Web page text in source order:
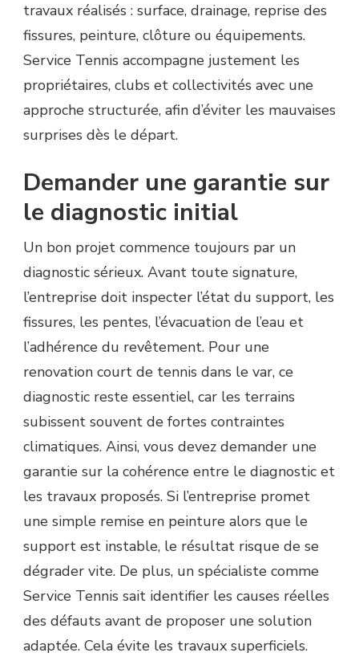
travaux réalisés : surface, drainage, reprise des
fissures, peinture, clôture ou équipements.
Service Tennis accompagne justement les
propriétaires, clubs et collectivités avec une
approche structurée, afin d’éviter les mauvaises
surprises dès le départ.
Demander une garantie sur
le diagnostic initial
Un bon projet commence toujours par un
diagnostic sérieux. Avant toute signature,
l’entreprise doit inspecter l’état du support, les
fissures, les pentes, l’évacuation de l’eau et
l’adhérence du revêtement. Pour une
renovation court de tennis dans le var, ce
diagnostic reste essentiel, car les terrains
subissent souvent de fortes contraintes
climatiques. Ainsi, vous devez demander une
garantie sur la cohérence entre le diagnostic et
les travaux proposés. Si l’entreprise promet
une simple remise en peinture alors que le
support est instable, le résultat risque de se
dégrader vite. De plus, un spécialiste comme
Service Tennis sait identifier les causes réelles
des défauts avant de proposer une solution
adaptée. Cela évite les travaux superficiels.